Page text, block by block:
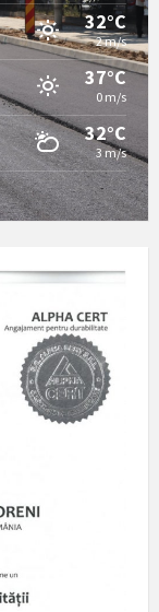
32°C
2 m/s
37°C
0 m/s
32°C
3 m/s